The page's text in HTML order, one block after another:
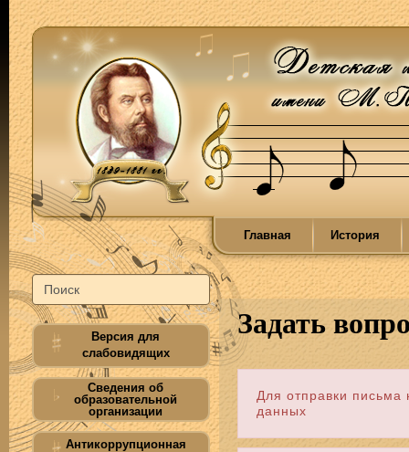
Главная История
Версия для
слабовидящих
Сведения об
образовательной
организации
Антикоррупционная
Задать
Для отправки письма
данных